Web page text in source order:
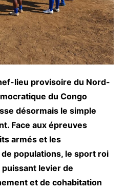
lieu provisoire du Nord-
du Congo
désormais le simple
Face aux épreuves
armés et les
populations, le sport roi
levier de
et de cohabitation